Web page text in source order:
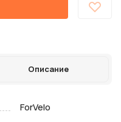
Описание
ForVelo